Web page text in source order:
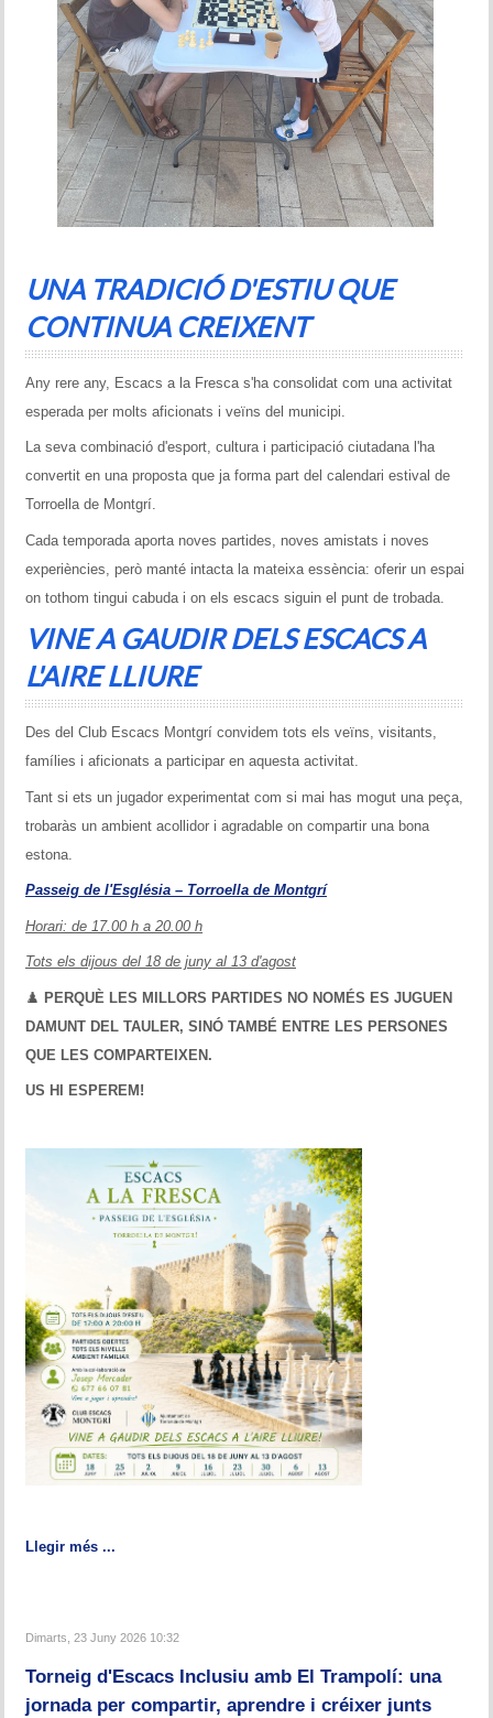
UNA TRADICIÓ D'ESTIU QUE
CONTINUA CREIXENT
Any rere any, Escacs a la Fresca s'ha consolidat com una activitat
esperada per molts aficionats i veïns del municipi.
La seva combinació d'esport, cultura i participació ciutadana l'ha
convertit en una proposta que ja forma part del calendari estival de
Torroella de Montgrí.
Cada temporada aporta noves partides, noves amistats i noves
experiències, però manté intacta la mateixa essència: oferir un espai
on tothom tingui cabuda i on els escacs siguin el punt de trobada.
VINE A GAUDIR DELS ESCACS A
L'AIRE LLIURE
Des del Club Escacs Montgrí convidem tots els veïns, visitants,
famílies i aficionats a participar en aquesta activitat.
Tant si ets un jugador experimentat com si mai has mogut una peça,
trobaràs un ambient acollidor i agradable on compartir una bona
estona.
Passeig de l'Església – Torroella de Montgrí
Horari: de 17.00 h a 20.00 h
Tots els dijous del 18 de juny al 13 d'agost
♟️ PERQUÈ LES MILLORS PARTIDES NO NOMÉS ES JUGUEN
DAMUNT DEL TAULER, SINÓ TAMBÉ ENTRE LES PERSONES
QUE LES COMPARTEIXEN.
US HI ESPEREM!
Llegir més ...
Dimarts, 23 Juny 2026 10:32
Torneig d'Escacs Inclusiu amb El Trampolí: una
jornada per compartir, aprendre i créixer junts